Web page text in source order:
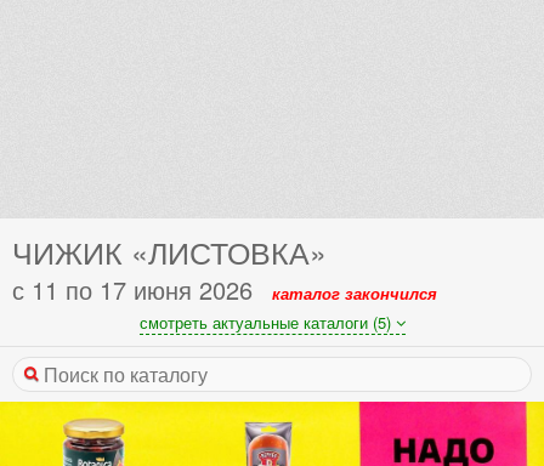
ЧИЖИК «ЛИСТОВКА»
с 11 по 17 июня 2026
каталог закончился
смотреть актуальные каталоги (5)